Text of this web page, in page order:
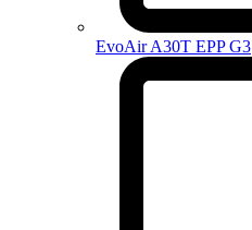
EvoAir A30T EPP G3